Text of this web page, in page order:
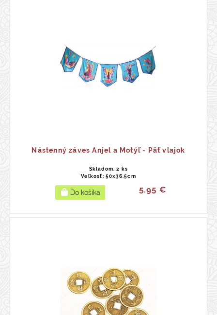
Nástenný záves Anjel a Motýľ - Päť vlajok
Skladom: 2 ks
Veľkosť: 50x36.5cm
5.95 €